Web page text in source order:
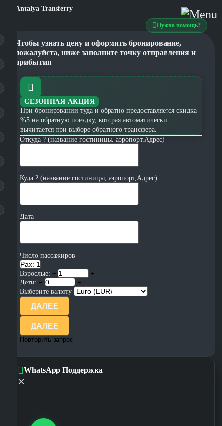
Нужна помощь?
Чтобы узнать цену и оформить бронирование,
пожалуйста, ниже заполните точку отправления и
прибытия
СЕЗОННАЯ АКЦИЯ
При бронировании туда и обратно предоставляется скидка
%5 на обратную поездку, которая автоматически
вычитается при выборе обратного трансфера.
Откуда ? (название гостиницы, аэропорт,Адрес)
Куда ? (название гостиницы, аэропорт,Адрес)
Дата
Число пассажиров
Pax: 1
Взрослые: −
+
Дети: −
+
Выберите валюту
ДАЛЕЕ
ДАЛЕЕ
Повторить запрос
WhatsApp Поддержка
×